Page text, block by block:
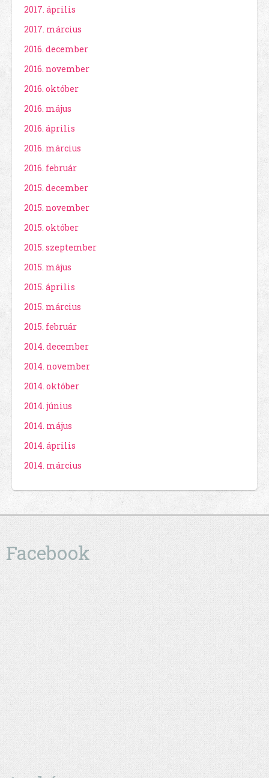
2017. április
2017. március
2016. december
2016. november
2016. október
2016. május
2016. április
2016. március
2016. február
2015. december
2015. november
2015. október
2015. szeptember
2015. május
2015. április
2015. március
2015. február
2014. december
2014. november
2014. október
2014. június
2014. május
2014. április
2014. március
Facebook